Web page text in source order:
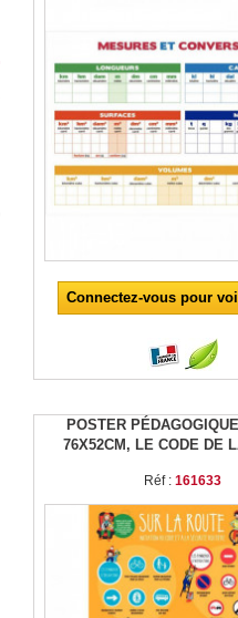
Connectez-vous pour
POSTER
76X52CM, LE CODE DE
Réf : 161633